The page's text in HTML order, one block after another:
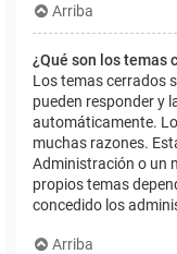
Arriba
¿Qué son los temas
Los temas cerrados
pueden responder y
automáticamente.
muchas razones.
Administración o un
propios temas
concedido los
Arriba